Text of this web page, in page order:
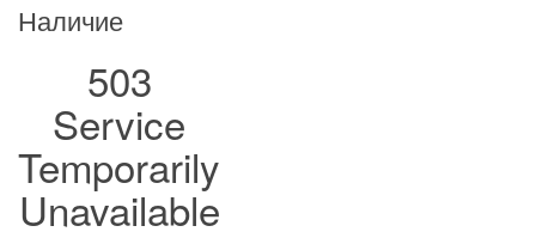
Наличие
503
Service
Temporarily
Unavailable